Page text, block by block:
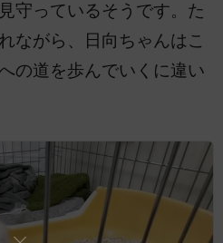
守っているそうです。た
ながら、日向ちゃんはこ
の道を歩んでいくに違い